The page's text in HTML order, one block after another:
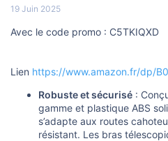
c
s
n
19 Juin 2025
Avec le code promo : C5TKIQXD
Lien https://www.amazon.fr/dp/
Robuste et sécurisé :
gamme et plastique ABS
s’adapte aux routes
résistant. Les bras